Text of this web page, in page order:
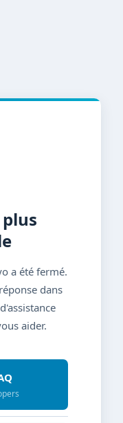
a été fermé.
dans
aider.